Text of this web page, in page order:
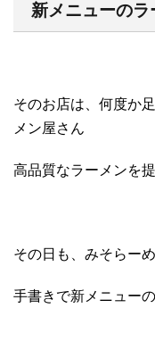
新メニューの
そのお店は、何度か
メン屋さん
高品質なラーメンを
その日も、みそらー
手書きで新メニューの